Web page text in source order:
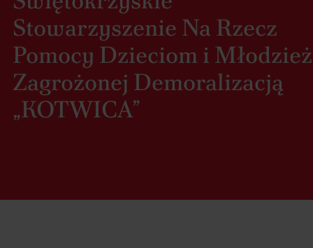
Stowarzyszenie Na Rzecz
Pomocy Dzieciom i
Zagrożonej Demoralizacją
„KOTWICA”